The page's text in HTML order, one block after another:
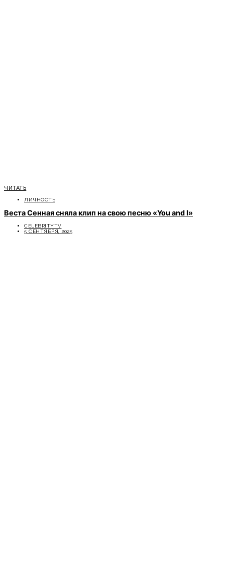
ЧИТАТЬ
ЛИЧНОСТЬ
Веста Сенная сняла клип на свою песню «You and I»
CELEBRITYTV
5 СЕНТЯБРЯ, 2025